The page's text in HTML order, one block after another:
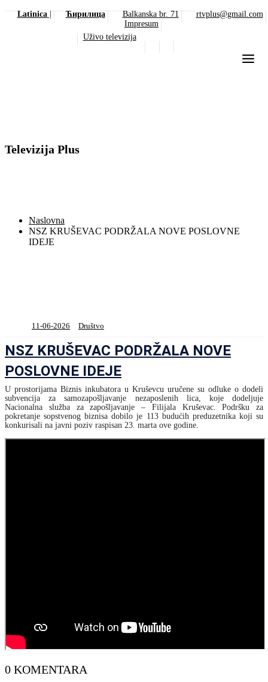
Latinica| Ћирилица Balkanska br. 71
rtvplus@gmail.com
Impresum
Uživo televizija
Televizija Plus
Naslovna
NSZ KRUŠEVAC PODRŽALA NOVE POSLOVNE
IDEJE
11-06-2026 Društvo
NSZ KRUŠEVAC PODRŽALA NOVE
POSLOVNE IDEJE
U prostorijama Biznis inkubatora u Kruševcu uručene su odluke o dodeli
subvencija za samozapošljavanje nezaposlenih lica, koje dodeljuje
Nacionalna služba za zapošljavanje – Filijala Kruševac. Podršku za
pokretanje sopstvenog biznisa dobilo je 113 budućih preduzetnika koji su
konkurisali na javni poziv raspisan 23. marta ove godine.
0 KOMENTARA